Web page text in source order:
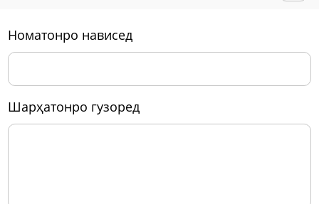
номатонро нависед
шарҳатонро гузоред